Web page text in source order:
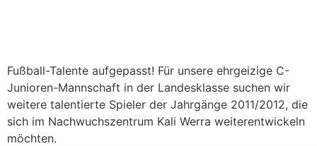
Fußball-Talente aufgepasst! Für unsere ehrgeizige C-
Junioren-Mannschaft in der Landesklasse suchen wir
weitere talentierte Spieler der Jahrgänge 2011/2012, die
sich im Nachwuchszentrum Kali Werra weiterentwickeln
möchten.